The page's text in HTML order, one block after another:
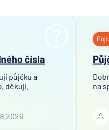
čísla
půjčku a
děkuji.
na